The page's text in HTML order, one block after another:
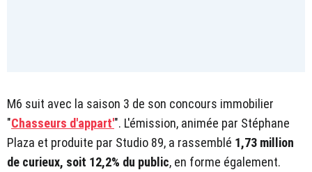
M6 suit avec la saison 3 de son concours immobilier
"Chasseurs d'appart'". L'émission, animée par Stéphane
Plaza et produite par Studio 89, a rassemblé 1,73 million
de curieux, soit 12,2% du public, en forme également.